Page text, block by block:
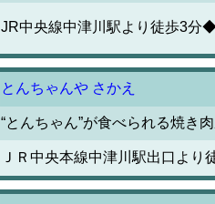
JR中央線中津川駅より徒歩3分
とんちゃんや さかえ
“とんちゃん”が食べられる焼き
ＪＲ中央本線中津川駅出口より